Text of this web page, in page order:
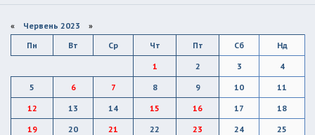
« Червень 2023 »
Пн
Вт Ср Чт Пт Сб
Нд
1
2 3
4
5
6 7 8 9 10
11
12
13 14 15 16 17
18
19
20 21 22 23 24
25